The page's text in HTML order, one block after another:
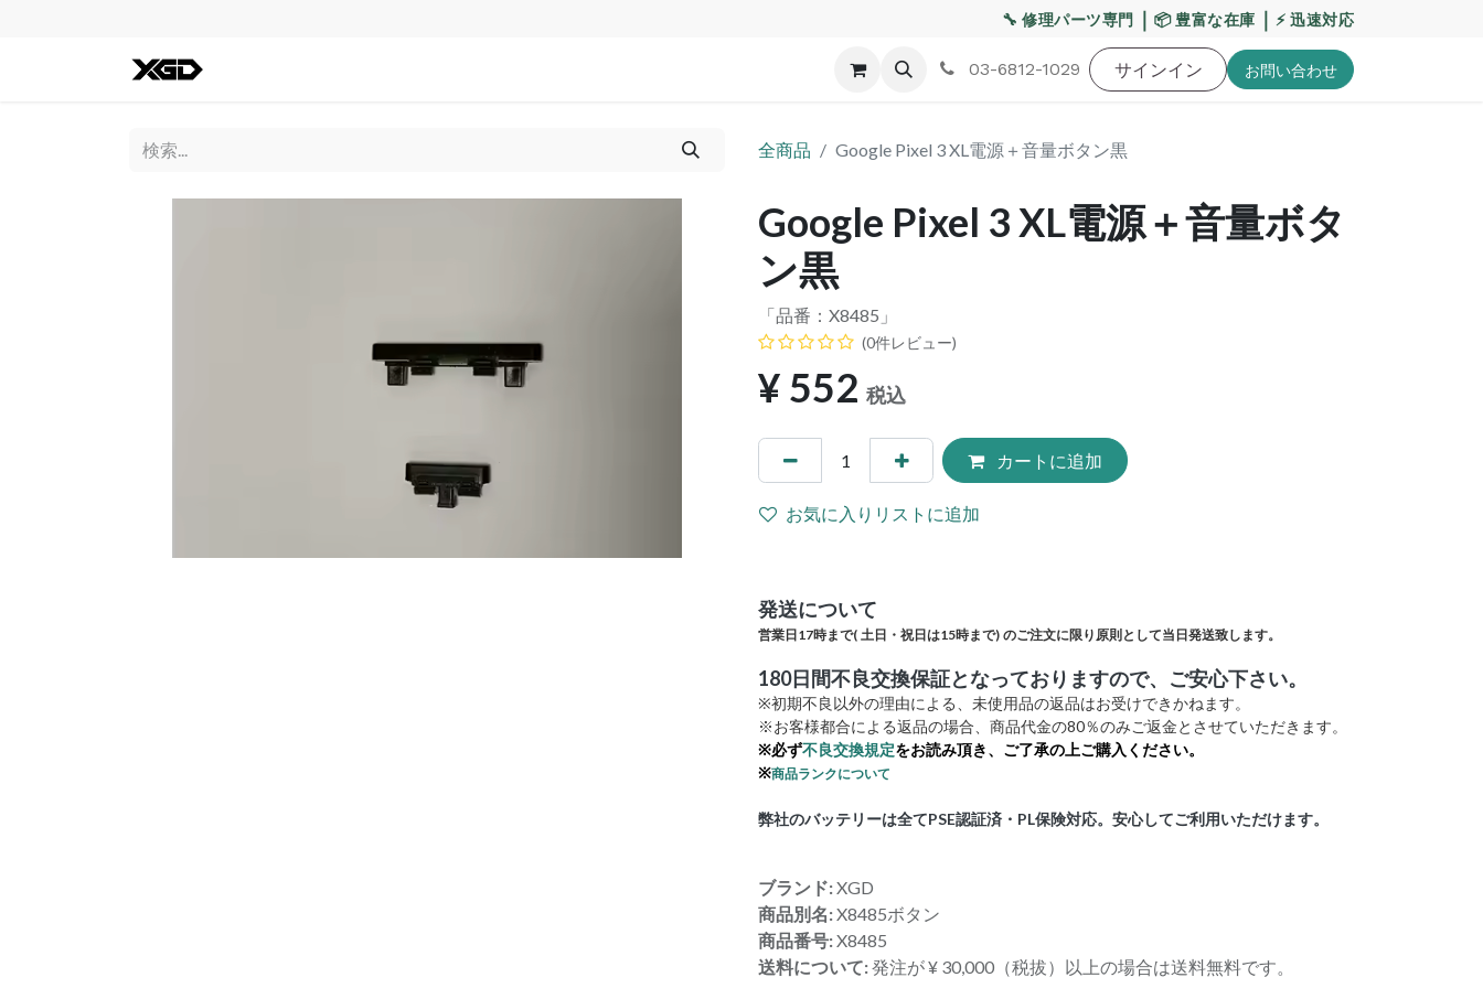
【重要】熊本地震・お盆期間の配送への影響について
🔧 修理パーツ専門 ｜ 📦 豊富な在庫 ｜ ⚡ 迅速対応
不良交換規定 ゲーム機 バッテリー 工具・備品 特価品 ポイントに関して
03-6812-1029 サインイン お問い​合わせ
全商品 Google Pixel 3 XL電源＋音量ボタン黒
Google Pixel 3 XL電源＋音量ボタ
ン黒
「品番： X8485 」
(0件レビュー)
¥ 552 税込
カートに追加
お気に入りリストに追加
発送について
営業日17時まで( 土日・祝日は15時まで) のご注文に限り原則として当日発送致します。
180日間不良交換保証となっておりますので、ご安心下さい。
※初期不良以外の理由による、未使用品の返品はお受けできかねます。
※お客様都合による返品の場合、商品代金の80％のみご返金とさせていただきます。
※必ず不良交換規定をお読み頂き、ご了承の上ご購入ください。
※商品ランクについて
弊社のバッテリーは全てPSE認証済・PL保険対応。安心してご利用いただけます。
ブランド:XGD
商品別名:X8485ボタン
商品番号:X8485
送料について:発注が ¥ 30,000（税拔）以上の場合は送料無料です。